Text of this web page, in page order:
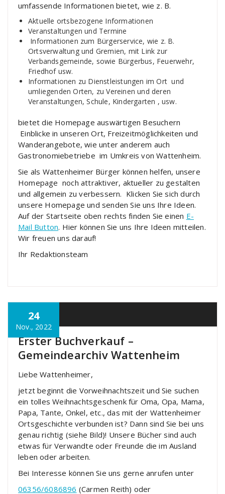
umfassende Informationen bietet, wie z. B.
Aktuelle ortsbezogene Informationen
Veranstaltungen und Termine
Informationen zum Bürgerservice, wie z. B.
Ortsverwaltung und Gremien, mit Link zur
Verbandsgemeinde, sowie Bürgerbus, Feuerwehr,
Friedhof usw.
Informationen zu Dienstleistungen im Ort und
umliegenden Orten, zu Vereinen und deren
Veranstaltungen, Schule, Kindergarten , usw.
bietet die Homepage auswärtigen Besuchern
Einblicke in unseren Ort, Freizeitmöglichkeiten und
Wanderangebote, wie unter anderem auch
Gastronomiebetriebe im Umkreis von Wattenheim.
Sie als Wattenheimer Bürger können helfen, unsere
Homepage noch attraktiver, aktueller zu gestalten
und allgemein zu verbessern. Klicken Sie sich durch
unsere Homepage und senden Sie uns Ihre Ideen.
Auf der Startseite oben rechts finden Sie einen E-
Mail Button. Hier können Sie uns Ihre Ideen mitteilen.
Wir freuen uns darauf!
Ihr Redaktionsteam
24
Nov., 2022
Allgemein
Erster Buchverkauf –
Gemeindearchiv Wattenheim
Liebe Wattenheimer,
jetzt beginnt die Vorweihnachtszeit und Sie suchen
ein tolles Weihnachtsgeschenk für Oma, Opa, Mama,
Papa, Tante, Onkel, etc., das mit der Wattenheimer
Ortsgeschichte verbunden ist? Dann sind Sie bei uns
genau richtig (siehe Bild)! Unsere Bücher sind auch
etwas für Verwandte oder Freunde die im Ausland
leben oder arbeiten.
Bei Interesse können Sie uns gerne anrufen unter
06356/6086896 (Carmen Reith) oder